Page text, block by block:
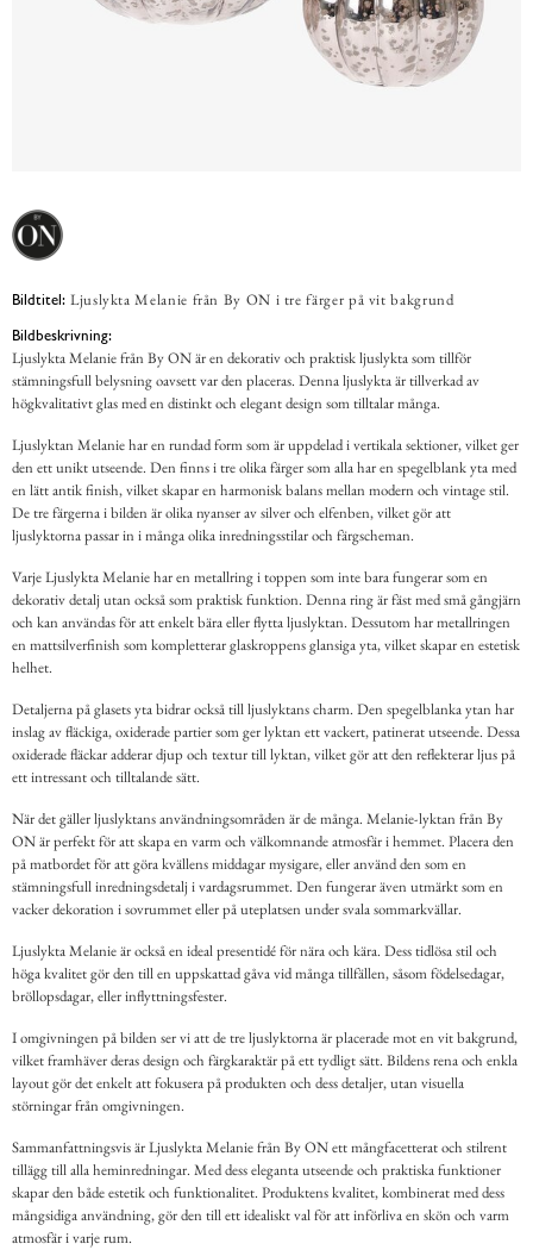
Bildtitel: Ljuslykta Melanie från By ON i tre färger på vit bakgrund
Bildbeskrivning:
Ljuslykta Melanie från By ON är en dekorativ och praktisk ljuslykta som tillför
stämningsfull belysning oavsett var den placeras. Denna ljuslykta är tillverkad av
högkvalitativt glas med en distinkt och elegant design som tilltalar många.
Ljuslyktan Melanie har en rundad form som är uppdelad i vertikala sektioner, vilket ger
den ett unikt utseende. Den finns i tre olika färger som alla har en spegelblank yta med
en lätt antik finish, vilket skapar en harmonisk balans mellan modern och vintage stil.
De tre färgerna i bilden är olika nyanser av silver och elfenben, vilket gör att
ljuslyktorna passar in i många olika inredningsstilar och färgscheman.
Varje Ljuslykta Melanie har en metallring i toppen som inte bara fungerar som en
dekorativ detalj utan också som praktisk funktion. Denna ring är fäst med små gångjärn
och kan användas för att enkelt bära eller flytta ljuslyktan. Dessutom har metallringen
en mattsilverfinish som kompletterar glaskroppens glansiga yta, vilket skapar en estetisk
helhet.
Detaljerna på glasets yta bidrar också till ljuslyktans charm. Den spegelblanka ytan har
inslag av fläckiga, oxiderade partier som ger lyktan ett vackert, patinerat utseende. Dessa
oxiderade fläckar adderar djup och textur till lyktan, vilket gör att den reflekterar ljus på
ett intressant och tilltalande sätt.
När det gäller ljuslyktans användningsområden är de många. Melanie-lyktan från By
ON är perfekt för att skapa en varm och välkomnande atmosfär i hemmet. Placera den
på matbordet för att göra kvällens middagar mysigare, eller använd den som en
stämningsfull inredningsdetalj i vardagsrummet. Den fungerar även utmärkt som en
vacker dekoration i sovrummet eller på uteplatsen under svala sommarkvällar.
Ljuslykta Melanie är också en ideal presentidé för nära och kära. Dess tidlösa stil och
höga kvalitet gör den till en uppskattad gåva vid många tillfällen, såsom födelsedagar,
bröllopsdagar, eller inflyttningsfester.
I omgivningen på bilden ser vi att de tre ljuslyktorna är placerade mot en vit bakgrund,
vilket framhäver deras design och färgkaraktär på ett tydligt sätt. Bildens rena och enkla
layout gör det enkelt att fokusera på produkten och dess detaljer, utan visuella
störningar från omgivningen.
Sammanfattningsvis är Ljuslykta Melanie från By ON ett mångfacetterat och stilrent
tillägg till alla heminredningar. Med dess eleganta utseende och praktiska funktioner
skapar den både estetik och funktionalitet. Produktens kvalitet, kombinerat med dess
mångsidiga användning, gör den till ett idealiskt val för att införliva en skön och varm
atmosfär i varje rum.